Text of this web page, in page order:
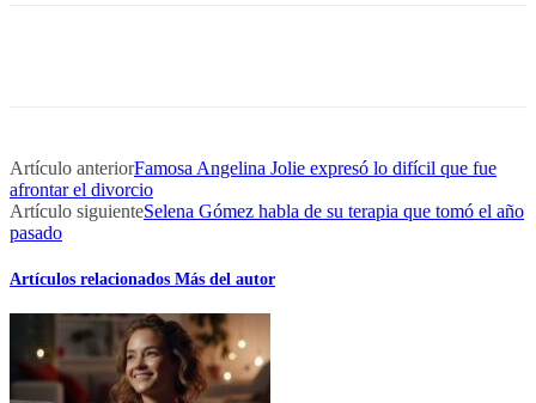
Artículo anteriorFamosa Angelina Jolie expresó lo difícil que fue
afrontar el divorcio
Artículo siguienteSelena Gómez habla de su terapia que tomó el año
pasado
Artículos relacionados Más del autor